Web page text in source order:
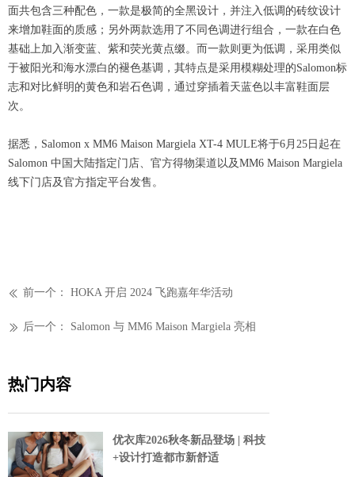
面共包含三种配色，一款是极简的全黑设计，并注入低调的砖纹设计
来增加鞋面的质感；另外两款选用了不同色调进行组合，一款在白色
基础上加入渐变蓝、紫和荧光黄点缀。而一款则更为低调，采用类似
于被阳光和海水漂白的褪色基调，其特点是采用模糊处理的Salomon标
志和对比鲜明的黄色和岩石色调，通过穿插着天蓝色以丰富鞋面层
次。
据悉，Salomon x MM6 Maison Margiela XT-4 MULE将于6月25日起在
Salomon 中国大陆指定门店、官方得物渠道以及MM6 Maison Margiela
线下门店及官方指定平台发售。
ꅃ 前一个： HOKA 开启 2024 飞跑嘉年华活动
ꅀ 后一个： Salomon 与 MM6 Maison Margiela 亮相
热门内容
优衣库2026秋冬新品登场 | 科技
+设计打造都市新舒适